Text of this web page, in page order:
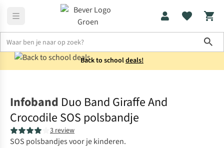
Back to schooldeals!
Infoband Duo Band Giraffe And
Crocodile SOS polsbandje
3 review
SOS polsbandjes voor je kinderen.